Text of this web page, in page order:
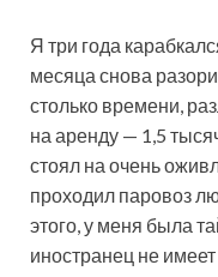
Я три года
месяца снова
столько времени,
на аренду — 1,5
стоял на очень
проходил паровоз
этого, у меня была
иностранец не